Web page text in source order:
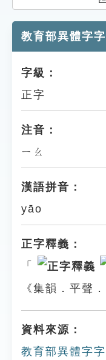
貓頭鷹博士
教育部異體字
字級：
正字
注音：
ㄧㄠ
漢語拼音：
yāo
正字釋義：
「
《集韻．平聲
資料來源：
教育部異體字字